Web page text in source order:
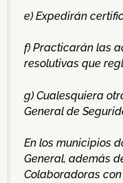
e) Expedirán
f) Practicarán las
resolutivas que
g) Cualesquiera
General de
En los municipios
General, además
Colaboradoras